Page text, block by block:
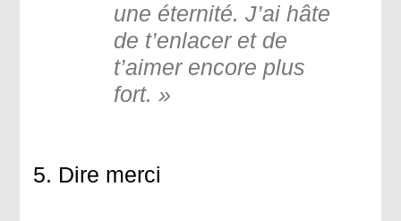
une éternité. J’ai hâte
de t’enlacer et de
t’aimer encore plus
fort. »
5. Dire merci